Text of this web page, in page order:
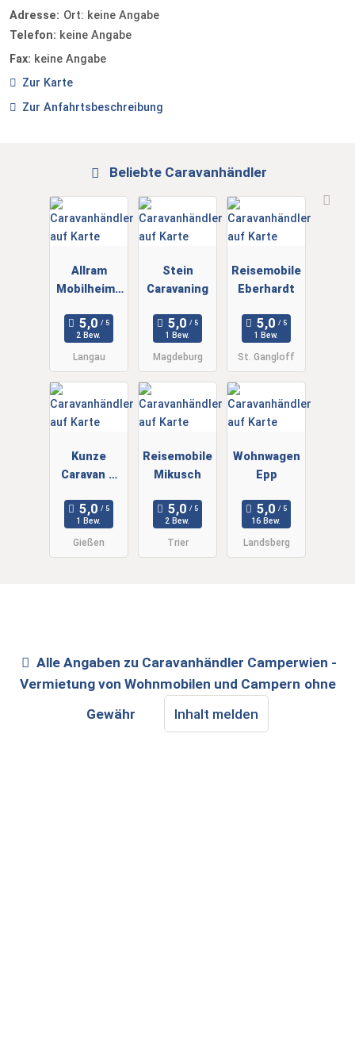
Adresse: Ort: keine Angabe
Telefon: keine Angabe
Fax: keine Angabe
Zur Karte
Zur Anfahrtsbeschreibung
Beliebte Caravanhändler
Allram
Mobilheimb
2 Bew.
Langau
Stein
Caravaning
1 Bew.
Magdeburg
Reisemobile
Eberhardt
1 Bew.
St. Gangloff
Kunze
Caravan &
1 Bew.
Gießen
Reisemobile
Mikusch
2 Bew.
Trier
Wohnwagen
Epp
16 Bew.
Landsberg
Alle Angaben zu Caravanhändler Camperwien -
Vermietung von Wohnmobilen und Campern ohne
Gewähr
Inhalt melden